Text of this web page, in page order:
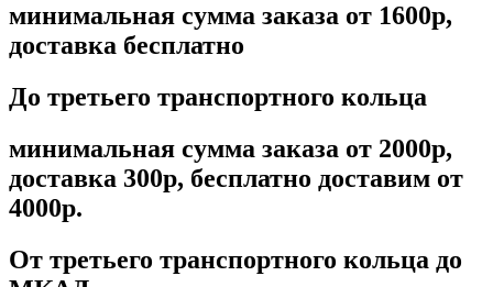
минимальная сумма заказа от 1600р,
доставка бесплатно
До третьего транспортного кольца
минимальная сумма заказа от 2000р,
доставка 300р, бесплатно доставим от
4000р.
От третьего транспортного кольца до